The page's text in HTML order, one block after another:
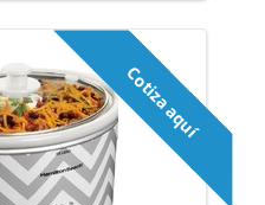
Cotiza aquí